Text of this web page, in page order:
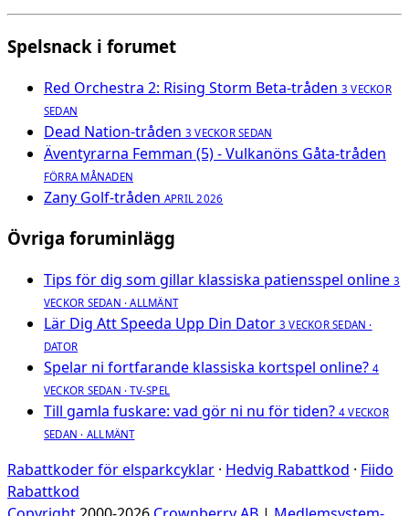
Spelsnack i forumet
Red Orchestra 2: Rising Storm Beta-tråden 3 VECKOR
SEDAN
Dead Nation-tråden 3 VECKOR SEDAN
Äventyrarna Femman (5) - Vulkanöns Gåta-tråden
FÖRRA MÅNADEN
Zany Golf-tråden APRIL 2026
Övriga foruminlägg
Tips för dig som gillar klassiska patiensspel online 3
VECKOR SEDAN · ALLMÄNT
Lär Dig Att Speeda Upp Din Dator 3 VECKOR SEDAN ·
DATOR
Spelar ni fortfarande klassiska kortspel online? 4
VECKOR SEDAN · TV-SPEL
Till gamla fuskare: vad gör ni nu för tiden? 4 VECKOR
SEDAN · ALLMÄNT
Rabattkoder för elsparkcyklar · Hedvig Rabattkod · Fiido
Rabattkod